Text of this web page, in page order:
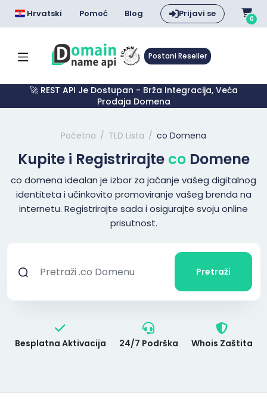
Hrvatski Pomoć Blog Prijavi se 0
Postani Reseller
🚀 REST API Je Dostupan - Brža Integracija, Veća
Prodaja Domena
Početna TLD Lista co Domena
Kupite i Registrirajte coDomene
co domena idealan je izbor za jačanje vašeg digitalnog
identiteta i učinkovito promoviranje vašeg brenda na
internetu. Registrirajte sada i osigurajte svoju online
prisutnost.
Pretraži
Besplatna Aktivacija 24/7 Podrška Whois Zaštita